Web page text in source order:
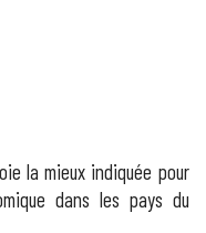
la mieux indiquée pour
dans les pays du